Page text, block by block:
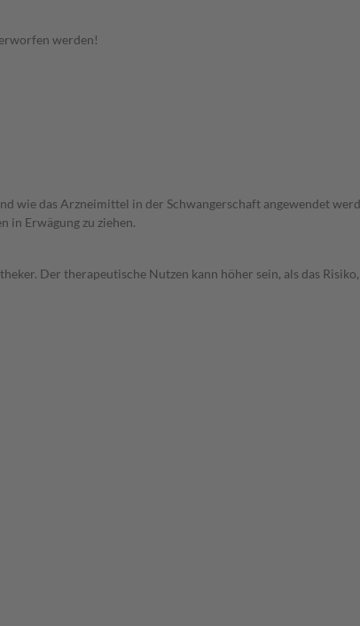
werden!
wie das Arzneimittel in der Schwangerschaft angewendet
in Erwägung zu ziehen.
Der therapeutische Nutzen kann höher sein, als das